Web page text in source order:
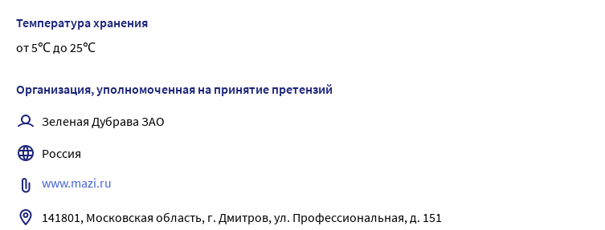
Ксилитол обладает противокариесным свойством, способствует сокращению количества
mutans, уменьшает образование зубного налета.
Температура хранения
от 5℃ до 25℃
Организация, уполномоченная на принятие претензий
Зеленая Дубрава ЗАО
Россия
www.mazi.ru
141801, Московская область, г. Дмитров, ул. Профессиональная, д. 151